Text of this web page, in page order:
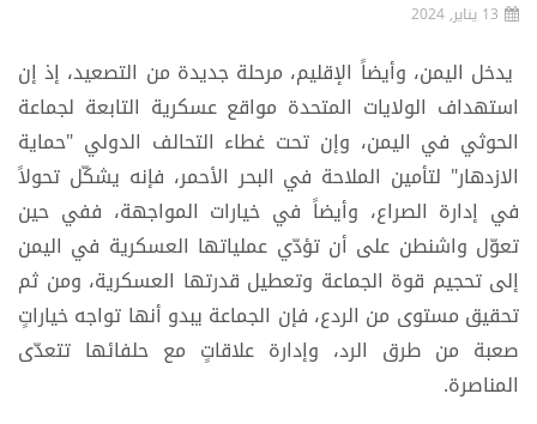
13 يناير, 2024
يدخل اليمن، وأيضاً الإقليم، مرحلة جديدة من التصعيد، إذ إن
استهداف الولايات المتحدة مواقع عسكرية التابعة لجماعة
الحوثي في اليمن، وإن تحت غطاء التحالف الدولي "حماية
الازدهار" لتأمين الملاحة في البحر الأحمر، فإنه يشكّل تحولاً
في إدارة الصراع، وأيضاً في خيارات المواجهة، ففي حين
تعوّل واشنطن على أن تؤدّي عملياتها العسكرية في اليمن
إلى تحجيم قوة الجماعة وتعطيل قدرتها العسكرية، ومن ثم
تحقيق مستوى من الردع، فإن الجماعة يبدو أنها تواجه خياراتٍ
صعبة من طرق الرد، وإدارة علاقاتٍ مع حلفائها تتعدّى
المناصرة.